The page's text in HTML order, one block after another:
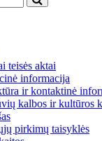
teisės aktai
informacija
ir kontaktinė
kalbos ir kultūros
pirkimų taisyklės